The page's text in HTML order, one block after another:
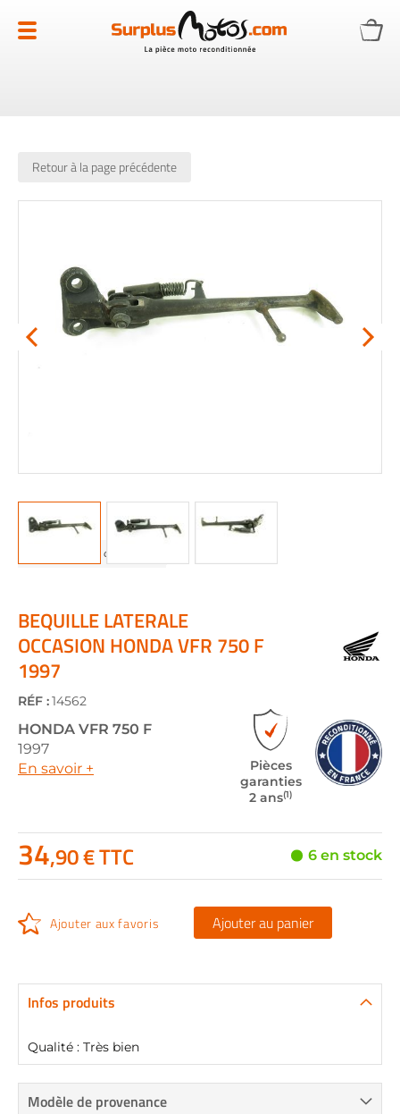
au
contenu
Retour à la page précédente
images
gallery
the
beginning
of
the
images
gallery
BEQUILLE LATERALE
OCCASION HONDA VFR 750 F
1997
RÉF :14562
HONDA VFR 750 F
1997
En savoir +
Pièces
garanties
2 ans(1)
34,90 € TTC 6 en stock
Ajouter aux favoris Ajouter au panier
Infos produits
Qualité : Très bien
Modèle de provenance